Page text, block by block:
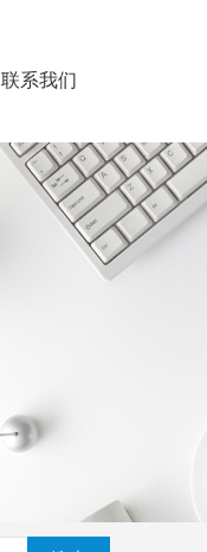
联系我们